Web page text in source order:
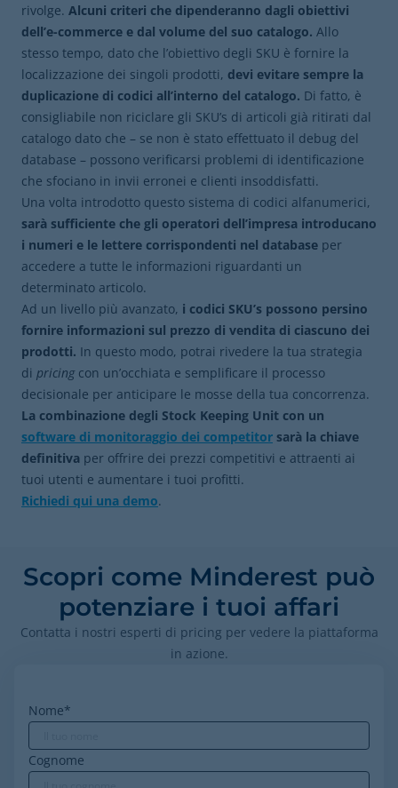
rivolge. Alcuni criteri che dipenderanno dagli obiettivi
dell’e-commerce e dal volume del suo catalogo. Allo
stesso tempo, dato che l’obiettivo degli SKU è fornire la
localizzazione dei singoli prodotti, devi evitare sempre la
duplicazione di codici all’interno del catalogo. Di fatto, è
consigliabile non riciclare gli SKU’s di articoli già ritirati dal
catalogo dato che – se non è stato effettuato il debug del
database – possono verificarsi problemi di identificazione
che sfociano in invii erronei e clienti insoddisfatti.
Una volta introdotto questo sistema di codici alfanumerici,
sarà sufficiente che gli operatori dell’impresa introducano
i numeri e le lettere corrispondenti nel database per
accedere a tutte le informazioni riguardanti un
determinato articolo.
Ad un livello più avanzato, i codici SKU’s possono persino
fornire informazioni sul prezzo di vendita di ciascuno dei
prodotti. In questo modo, potrai rivedere la tua strategia
di pricingcon un’occhiata e semplificare il processo
decisionale per anticipare le mosse della tua concorrenza.
La combinazione degli Stock Keeping Unit con un
software di monitoraggio dei competitor sarà la chiave
definitiva per offrire dei prezzi competitivi e attraenti ai
tuoi utenti e aumentare i tuoi profitti.
Richiedi qui una demo.
Scopri come Minderest può
potenziare i tuoi affari
Contatta i nostri esperti di pricing per vedere la piattaforma
in azione.
Nome*
Cognome